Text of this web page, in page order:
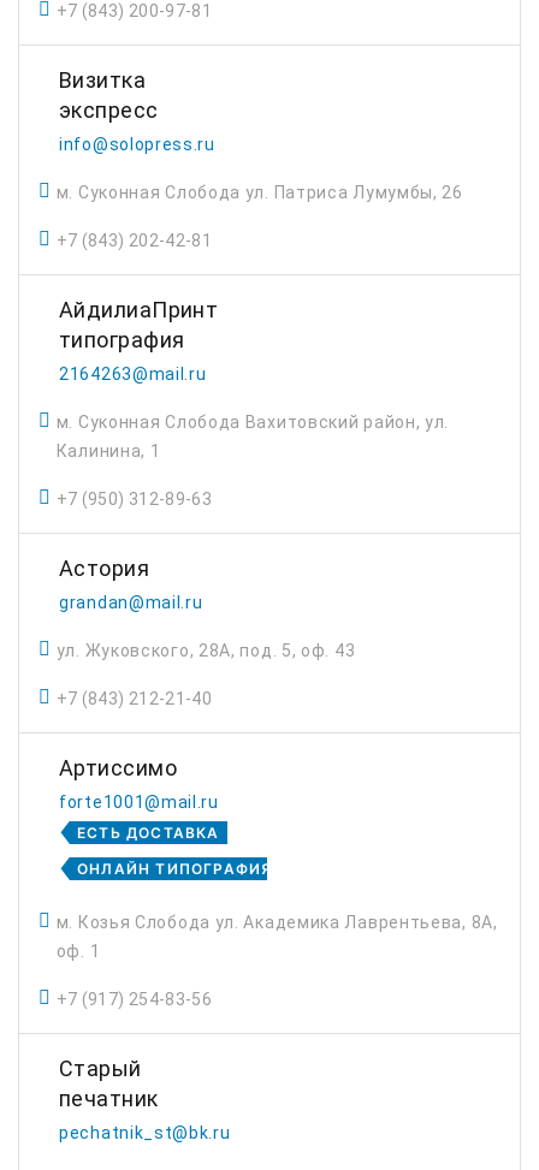
+7 (843) 200-97-81
Визитка
экспресс
info@solopress.ru
м. Суконная Слобода ул. Патриса Лумумбы, 26
+7 (843) 202-42-81
АйдилиаПринт
типография
2164263@mail.ru
м. Суконная Слобода Вахитовский район, ул.
Калинина, 1
+7 (950) 312-89-63
Астория
grandan@mail.ru
ул. Жуковского, 28А, под. 5, оф. 43
+7 (843) 212-21-40
Артиссимо
forte1001@mail.ru
ЕСТЬ ДОСТАВКА
ОНЛАЙН ТИПОГРАФИЯ
м. Козья Слобода ул. Академика Лаврентьева, 8А,
оф. 1
+7 (917) 254-83-56
Старый
печатник
pechatnik_st@bk.ru